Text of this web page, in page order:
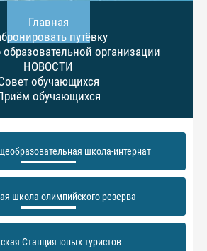
Главная
путёвку
организации
НОВОСТИ
обучающихся
обучающихся
школа-интернат
школа олимпийского резерва
Станция юных туристов